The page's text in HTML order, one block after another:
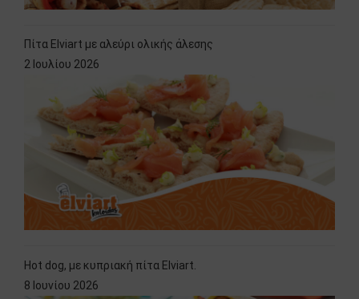
Πίτα Elviart με αλεύρι ολικής άλεσης
2 Ιουλίου 2026
Hot dog, με κυπριακή πίτα Elviart.
8 Ιουνίου 2026